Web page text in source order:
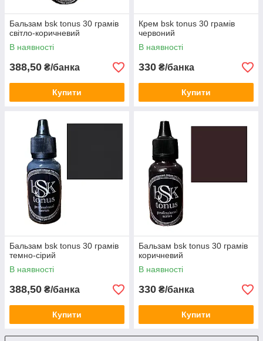
Бальзам bsk tonus 30 грамів
світло-коричневий
В наявності
388,50 ₴/банка
Купити
Крем bsk tonus 30 грамів
червоний
В наявності
330 ₴/банка
Купити
Бальзам bsk tonus 30 грамів
темно-сірий
В наявності
388,50 ₴/банка
Купити
Бальзам bsk tonus 30 грамів
коричневий
В наявності
330 ₴/банка
Купити